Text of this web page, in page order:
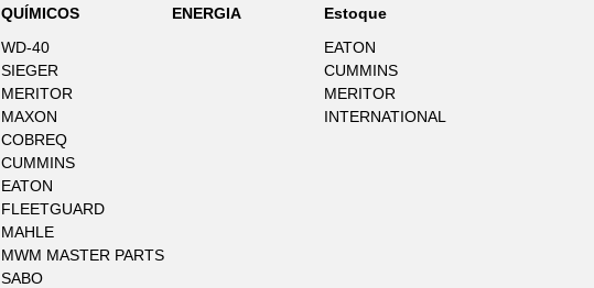
QUÍMICOS
WD-40
SIEGER
MERITOR
MAXON
COBREQ
CUMMINS
EATON
FLEETGUARD
MAHLE
MWM MASTER PARTS
SABO
ENERGIA
Estoque
EATON
CUMMINS
MERITOR
INTERNATIONAL